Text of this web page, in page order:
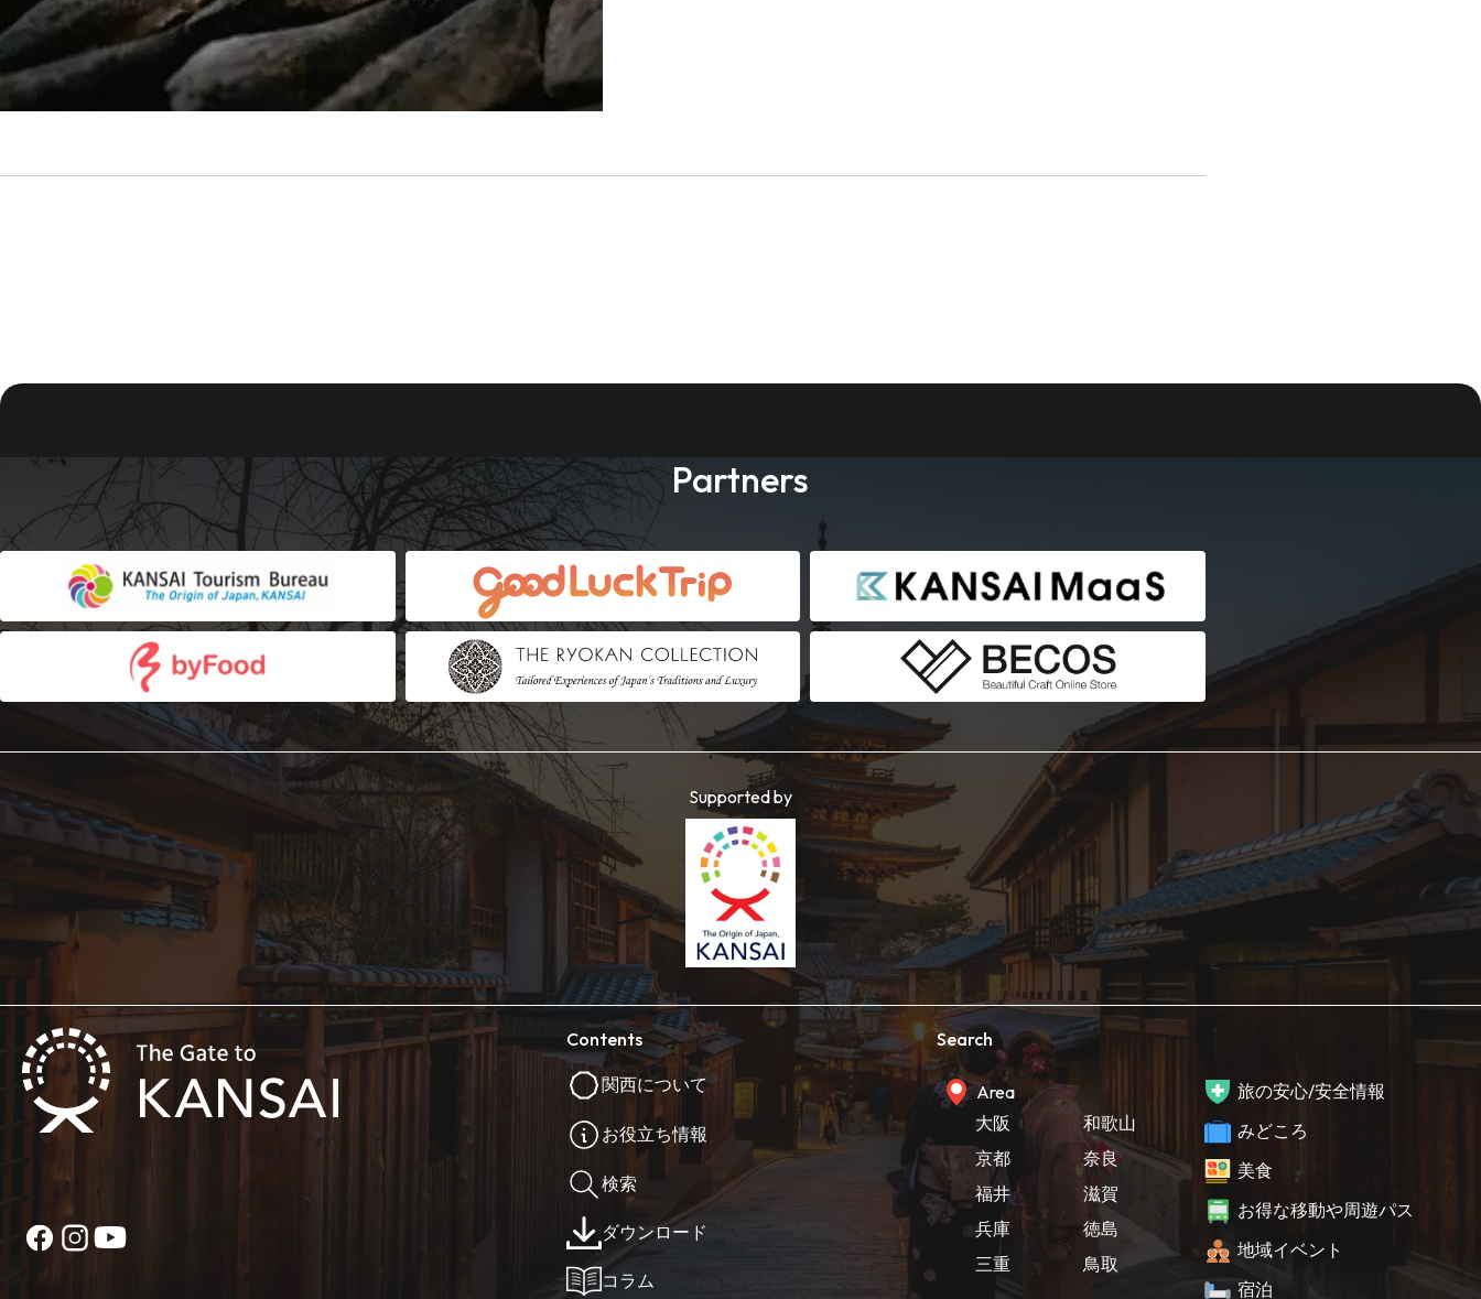
Partners
Supported by
Contents
関西について
お役立ち情報
検索
ダウンロード
コラム
Search
Area
大阪
京都
福井
兵庫
三重
和歌山
奈良
滋賀
徳島
鳥取
旅の安心/安全情報
みどころ
美食
お得な移動や周遊パス
地域イベント
宿泊